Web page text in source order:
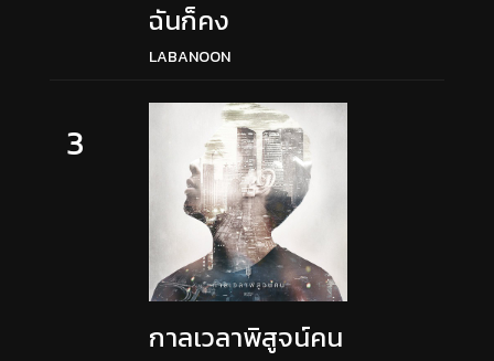
ฉันก็คง
LABANOON
3
กาลเวลาพิสูจน์คน